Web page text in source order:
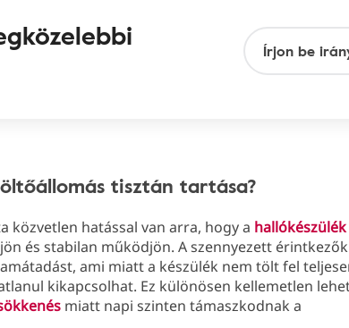
tisztán tartása?
közvetlen hatással van arra, hogy a hallókészülék
és stabilan működjön. A szennyezett érintkezők
ami miatt a készülék nem tölt fel
kikapcsolhat. Ez különösen kellemetlen
miatt napi szinten támaszkodnak a